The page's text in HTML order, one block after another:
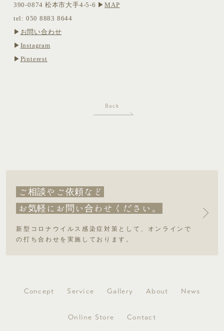
390-0874 松本市大手4-5-6 ▶︎MAP
tel: 050 8883 8644
▶︎ お問い合わせ
▶︎ Instagram
▶︎ Pinterest
Back
ご相談やご依頼 など
お 気軽 にお 問 い合 わせください。
新型コロナウイルス感染症対策として、オンラインで
の打ち合わせを実施しております。
Concept Service Gallery About News
Online Store Contact